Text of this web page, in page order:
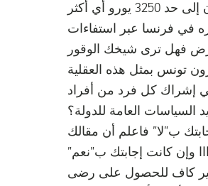
الأدنى المضمون إلى حد 3250 يورو أي أكثر
في فرنسا عبر استفاءات
فهل ترى شيخك الوقور
تونس بمثل هذه العقلية
إشراك كل فرد من أفراد
السياسات العامة للدولة؟
ب”لا” فاعلم أن مقالك
وإن كانت إجابتك ب”نعم”
كاف للحصول على رضى